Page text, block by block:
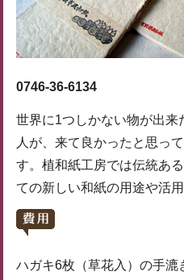
0746-36-6134
世界に1つしかない物が出来
人が、来て良かったと思っ
す。植和紙工房では伝統あ
ての新しい和紙の用途や活
ハガキ6枚（草花入）の手